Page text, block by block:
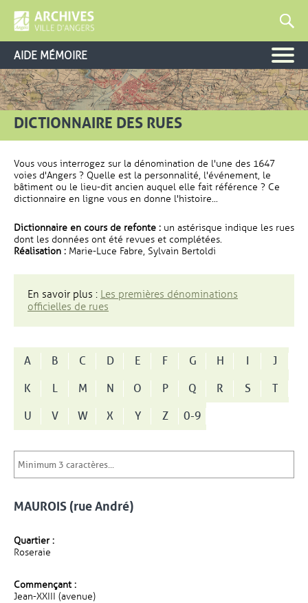
AIDE MÉMOIRE
DICTIONNAIRE DES RUES
Vous vous interrogez sur la dénomination de l'une des 1647
voies d'Angers ? Quelle est la personnalité, l'événement, le
bâtiment ou le lieu-dit ancien auquel elle fait référence ? Ce
dictionnaire en ligne vous en donne l'histoire...
Dictionnaire en cours de refonte : un astérisque indique les rues
dont les données ont été revues et complétées.
Réalisation : Marie-Luce Fabre, Sylvain Bertoldi
En savoir plus : Les premières dénominations
officielles de rues
A B C D E F G H I
J
K
L M N O P Q R S
T
U
V W X Y Z 0-9
MAUROIS (rue André)
Quartier :
Roseraie
Commençant :
Jean-XXIII (avenue)